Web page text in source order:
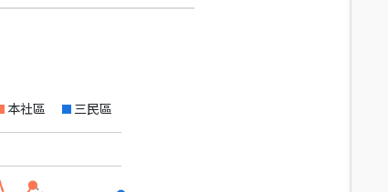
本社區 三民區